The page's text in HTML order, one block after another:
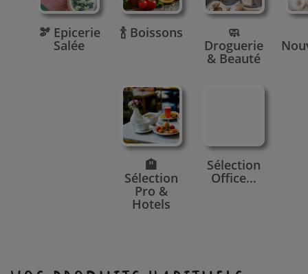
🫘 Epicerie
Salée
🍾 Boissons 🧼
Droguerie
& Beauté
🏨
Sélection
Pro &
Hotels
Sélection
Office...